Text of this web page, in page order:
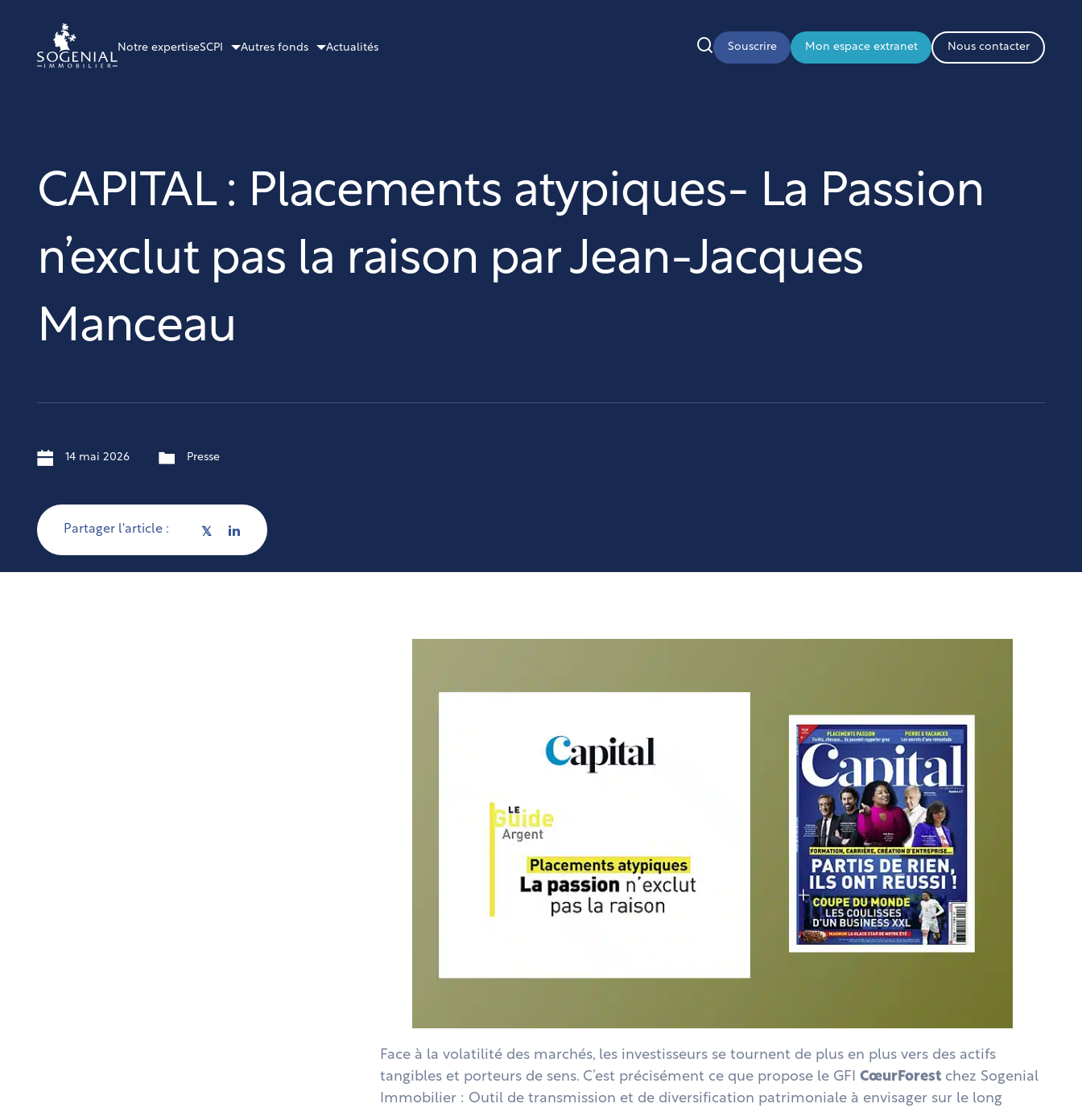
Notre expertiseSCPI Autres fonds Actualités Souscrire Mon espace extranet Nous contacter
CAPITAL : Placements atypiques- La Passion
n’exclut pas la raison par Jean-Jacques
Manceau
14 mai 2026 Presse
Partager l'article : 𝕏
Face à la volatilité des marchés, les investisseurs se tournent de plus en plus vers des actifs
tangibles et porteurs de sens. C’est précisément ce que propose le GFI CœurForestchez Sogenial
Immobilier : Outil de transmission et de diversification patrimoniale à envisager sur le long